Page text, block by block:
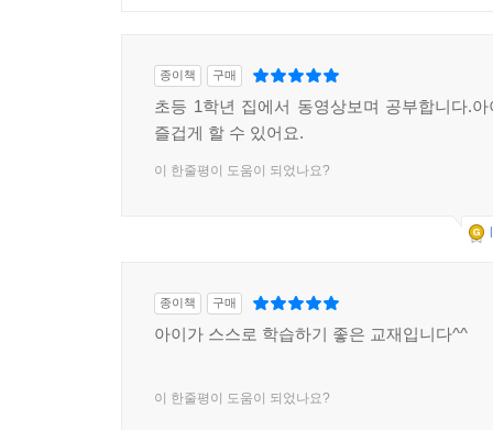
종이책 구매
초등 1학년 집에서 동영상보며 공부합니다.
즐겁게 할 수 있어요.
이 한줄평이 도움이 되었나요?
종이책 구매
아이가 스스로 학습하기 좋은 교재입니다^^
이 한줄평이 도움이 되었나요?